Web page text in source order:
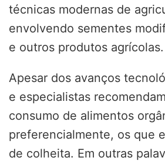
técnicas modernas de
envolvendo sementes
e outros produtos agrícolas.
Apesar dos avanços
e especialistas
consumo de alimentos
preferencialmente, os que
de colheita. Em outras